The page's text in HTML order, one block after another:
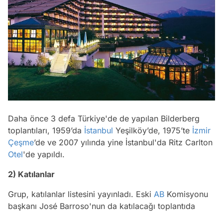
Daha önce 3 defa Türkiye'de de yapılan Bilderberg
toplantıları, 1959’da İstanbul Yeşilköy’de, 1975’te İzmir
Çeşme’de ve 2007 yılında yine İstanbul'da Ritz Carlton
Otel'de yapıldı.
2) Katılanlar
Grup, katılanlar listesini yayınladı. Eski AB Komisyonu
başkanı José Barroso'nun da katılacağı toplantıda